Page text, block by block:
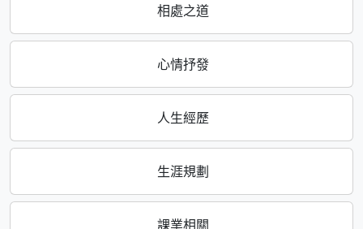
相處之道
心情抒發
人生經歷
生涯規劃
課業相關